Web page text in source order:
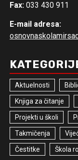
Fax: 033 430 911
E-mail adresa:
Aktuelnosti
Knjiga za čitanje
Projekti u školi
Takmičenja
Čestitke Škola